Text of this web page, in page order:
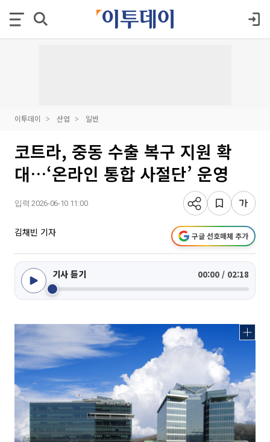
이투데이 산업 일반
코트라, 중동 수출 복구 지원 확
대…‘온라인 통합 사절단’ 운영
입력 2026-06-10 11:00
김채빈 기자 구글 선호매체 추가
기사 듣기 00:00 / 02:18